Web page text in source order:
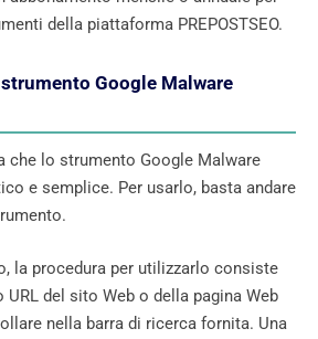
della piattaforma PREPOSTSEO.
Google Malware
che lo strumento Google Malware
e semplice. Per usarlo, basta andare
la procedura per utilizzarlo consiste
URL del sito Web o della pagina Web
nella barra di ricerca fornita. Una